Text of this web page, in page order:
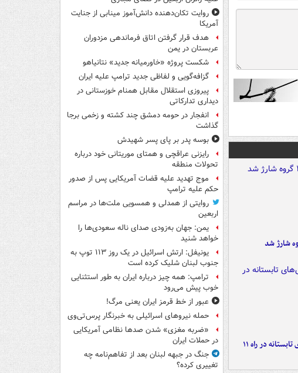
موج بارش‌های تابستانه در راه ۱۱
روایت تکان‌دهنده دانش‌آموز مینابی از جنایت
آمریکا
هدف قرار گرفتن اتاق‌ فرماندهی مزدوران
عربستان در یمن
شکست پروژه «خاورمیانه جدید» نتانیاهو
گزافه‌گویی و لفاظی جدید ترامپ علیه ایران
پیروزی استقلال مقابل همنام خوزستانی در
دیداری تدارکاتی
انفجار در حومه دمشق چند کشته و زخمی برجا
گذاشت
بوسه‌ پدر بر پای پسر شهیدش
رایزنی عراقچی و همتای موریتانی خود درباره
تحولات منطقه
موج تهدید علیه قضات آمریکایی پس از صدور
حکم علیه ترامپ
روایتی از همدلی و همسویی ملت‌ها در مراسم
اربعین
یمن: جهان به‌زودی صدای ناله سعودی‌ها را
خواهد شنید
یونیفل: ارتش اسرائیل در یک روز ۱۱۳ توپ به
جنوب لبنان شلیک کرده است
ترامپ: همه چیز درباره ایران به طور استثنایی
خوب پیش می‌رود
عبور از خط قرمز ایران یعنی مرگ!
حمله نیروهای اسرائیلی به خبرنگار پرس‌تی‌وی
«ضربه مغزی» شدن صدها نظامی آمریکایی
در حملات ایران
جنگ در جبهه لبنان بعد از تفاهم‌نامه چه
تغییری کرده؟